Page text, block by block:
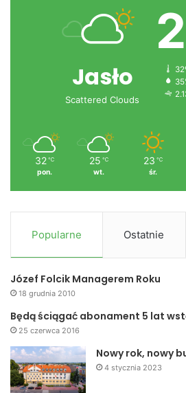
Jasło
Scattered Clouds
32 ℃
pon.
25 ℃
wt.
23 ℃
śr.
Popularne Ostatnie
Józef Folcik Managerem Roku
18 grudnia 2010
Będą ściągać abonament 5 lat
25 czerwca 2016
Nowy rok, nowy
4 stycznia 2023